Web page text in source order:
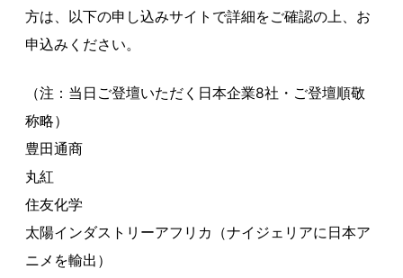
方は、以下の申し込みサイトで詳細をご確認の上、お
申込みください。
（注：当日ご登壇いただく日本企業8社・ご登壇順敬
称略）
豊田通商
丸紅
住友化学
太陽インダストリーアフリカ（ナイジェリアに日本ア
ニメを輸出）